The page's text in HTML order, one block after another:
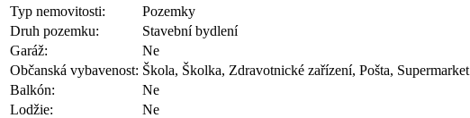
Typ nemovitosti:
Pozemky
Druh pozemku:
Stavební bydlení
Garáž:
Ne
Občanská vybavenost: Škola, Školka, Zdravotnické zařízení, Pošta, Supermarket
Balkón:
Ne
Lodžie:
Ne